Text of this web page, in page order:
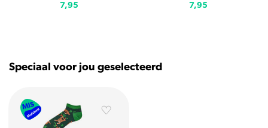
7,95
7,95
Speciaal voor jou geselecteerd